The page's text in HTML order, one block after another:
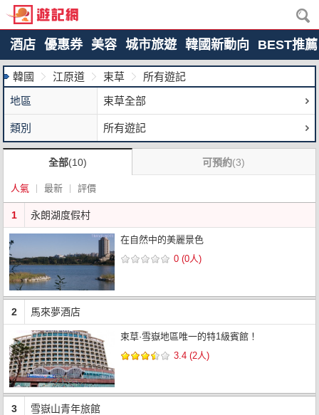
酒店 優惠券 美容 城市旅遊 韓國新動向 BEST推薦
韓國 江原道 束草
所有遊記
地區
束草全部
類別 所有遊記
全部(10) 可預約(3)
人氣 最新 評價
1 永朗湖度假村
在自然中的美麗景色
0 (0人)
2 馬來夢酒店
束草·雪嶽地區唯一的特1級賓館！
3.4 (2人)
3 雪嶽山青年旅館